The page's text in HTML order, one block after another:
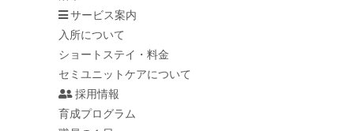
サービス案内
入所について
ショートステイ・料金
セミユニットケアについて
採用情報
育成プログラム